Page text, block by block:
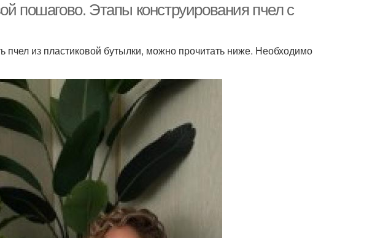
пошагово. Этапы конструирования пчел с
пчел из пластиковой бутылки, можно прочитать ниже. Необходимо